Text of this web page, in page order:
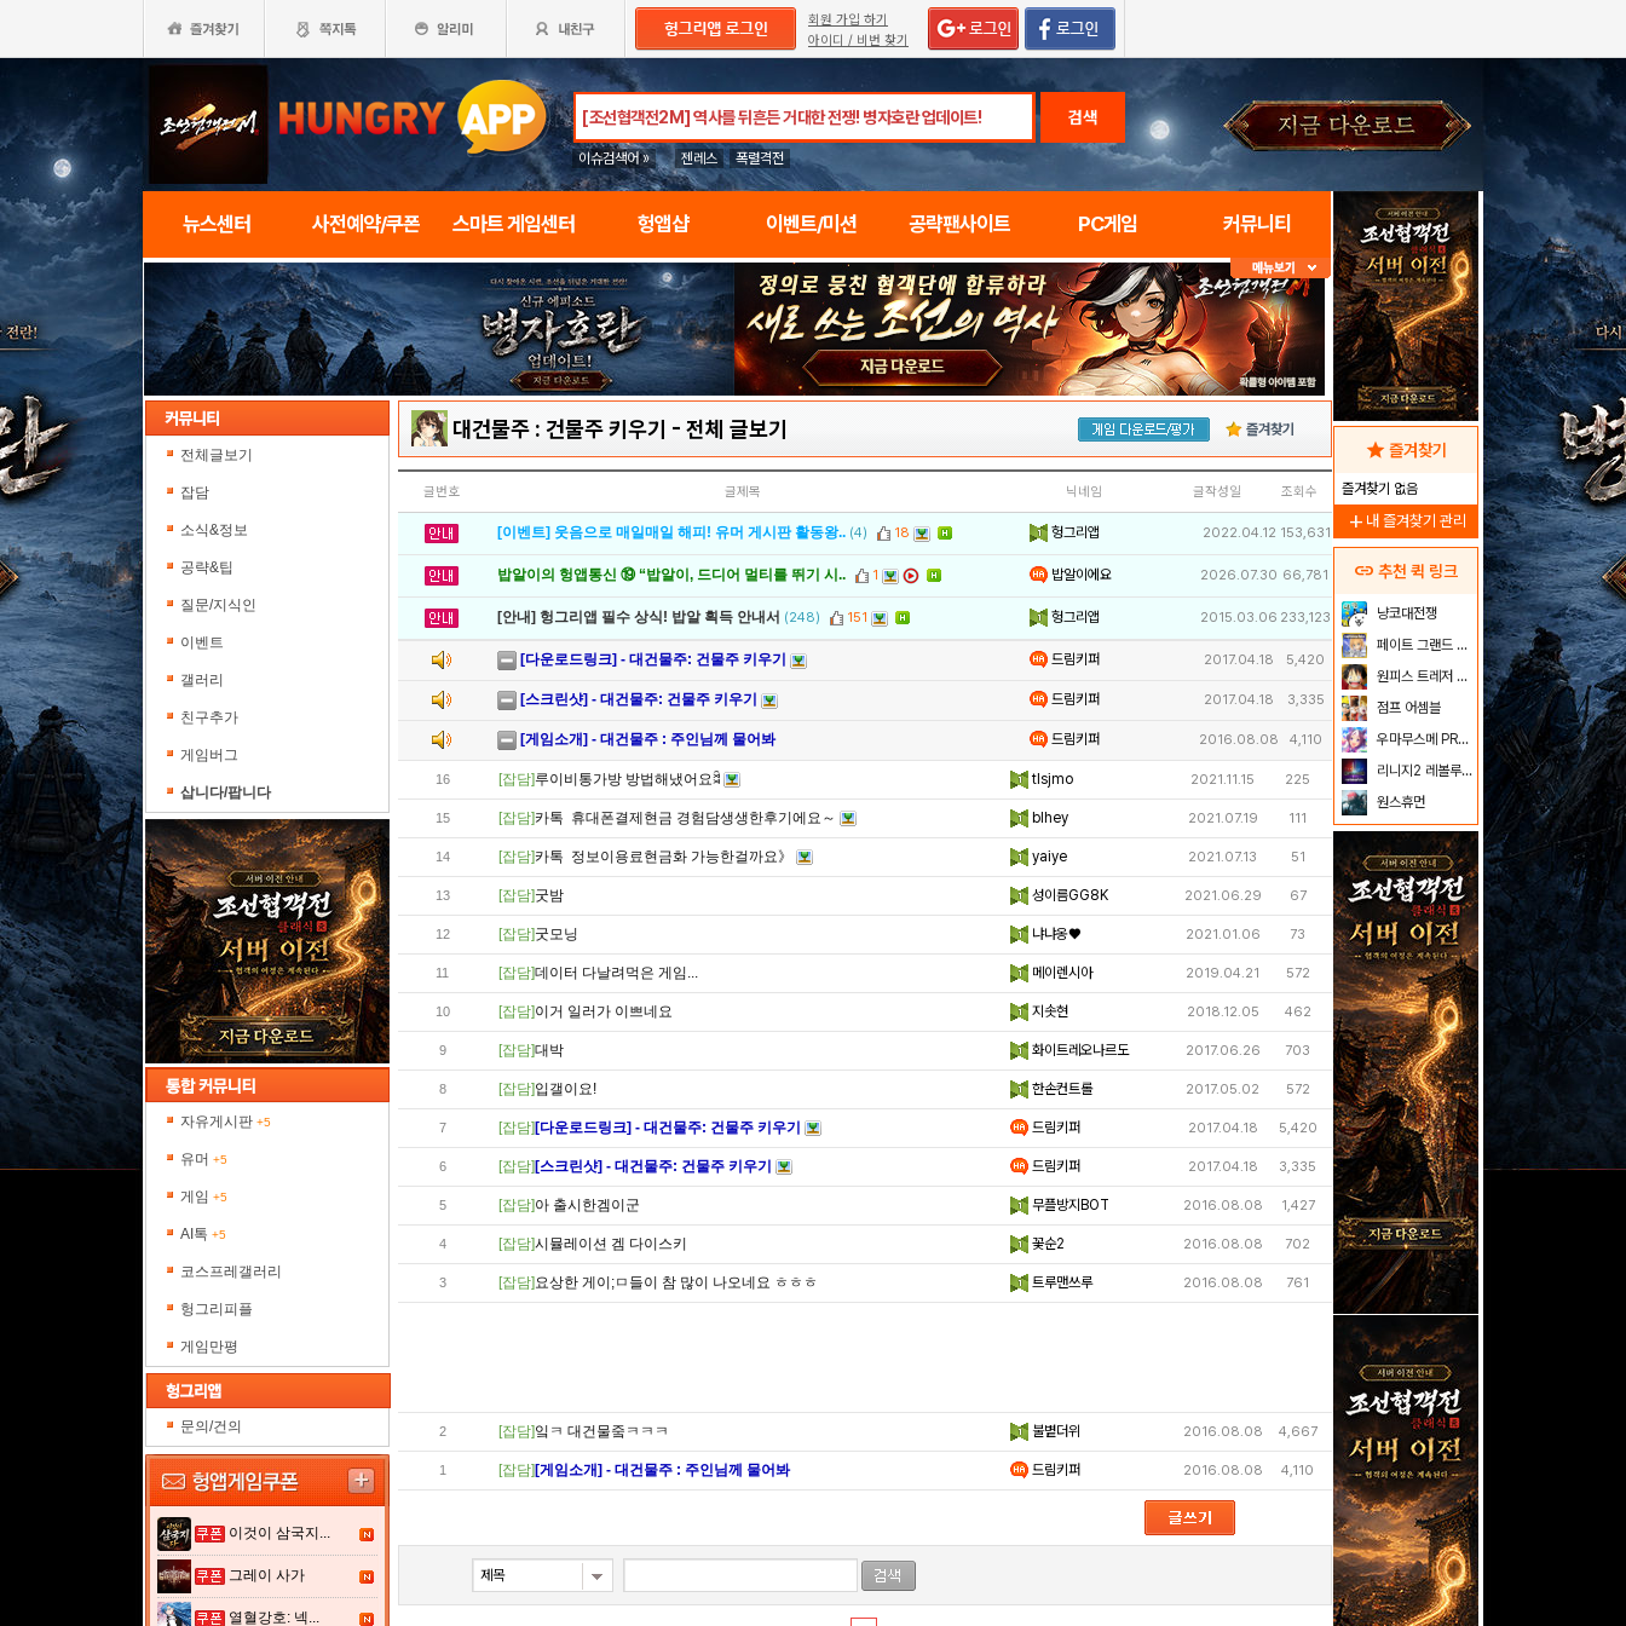
회원 가입 하기
아이디 / 비번 찾기
검색
이슈검색어 » 젠레스 폭렬격전
뉴스센터 사전예약/쿠폰 스마트 게임센터 헝앱샵 이벤트/미션 공략팬사이트 PC게임 커뮤니티
전체글보기
잡담
소식&정보
공략&팁
질문/지식인
이벤트
갤러리
친구추가
게임버그
삽니다/팝니다
자유게시판 +5
유머 +5
게임 +5
AI톡 +5
코스프레갤러리
헝그리피플
게임만평
문의/건의
이것이 삼국지...
그레이 사가
열혈강호: 넥...
대건물주 : 건물주 키우기 - 전체 글보기 즐겨찾기
글번호 글제목 닉네임 글작성일 조회수
[이벤트] 웃음으로 매일매일 해피! 유머 게시판 활동왕.. (4) 18 헝그리앱 2022.04.12 153,631
밥알이의 헝앱통신 ⑲ “밥알이, 드디어 멀티를 뛰기 시.. 1 밥알이에요 2026.07.30 66,781
[안내] 헝그리앱 필수 상식! 밥알 획득 안내서 (248) 151 헝그리앱 2015.03.06 233,123
[다운로드링크] - 대건물주: 건물주 키우기 드림키퍼 2017.04.18 5,420
[스크린샷] - 대건물주: 건물주 키우기 드림키퍼 2017.04.18 3,335
[게임소개] - 대건물주 : 주인님께 물어봐 드림키퍼 2016.08.08 4,110
16 [잡담]루이비통가방 방법해냈어요ꈫ tlsjmo 2021.11.15 225
15 [잡담]카톡 휴대폰결제현금 경험담생생한후기에요～ blhey 2021.07.19 111
14 [잡담]카톡 정보이용료현금화 가능한걸까요》 yaiye 2021.07.13 51
13 [잡담]굿밤 성이름GG8K 2021.06.29 67
12 [잡담]굿모닝 냐냐옹♥ 2021.01.06 73
11 [잡담]데이터 다날려먹은 게임... 메이렌시아 2019.04.21 572
10 [잡담]이거 일러가 이쁘네요 지솟현 2018.12.05 462
9 [잡담]대박 화이트레오나르도 2017.06.26 703
8 [잡담]입갤이요! 한손컨트롤 2017.05.02 572
7 [잡담] [다운로드링크] - 대건물주: 건물주 키우기 드림키퍼 2017.04.18 5,420
6 [잡담] [스크린샷] - 대건물주: 건물주 키우기 드림키퍼 2017.04.18 3,335
5 [잡담]아 출시한겜이군 무플방지BOT 2016.08.08 1,427
4 [잡담]시뮬레이션 겜 다이스키 꽃순2 2016.08.08 702
3 [잡담]요상한 게이;ㅁ들이 참 많이 나오네요 ㅎㅎㅎ 트루맨쓰루 2016.08.08 761
2 [잡담]잌ㅋ 대건물줔ㅋㅋㅋ 불볕더위 2016.08.08 4,667
1 [잡담] [게임소개] - 대건물주 : 주인님께 물어봐 드림키퍼 2016.08.08 4,110
star 즐겨찾기
즐겨찾기 없음
add 내 즐겨찾기 관리
link 추천 퀵 링크
냥코대전쟁
페이트 그랜드 오더
원피스 트레저 크루즈
점프 어셈블
우마무스메 PRETTY DERBY
리니지2 레볼루션
원스휴먼